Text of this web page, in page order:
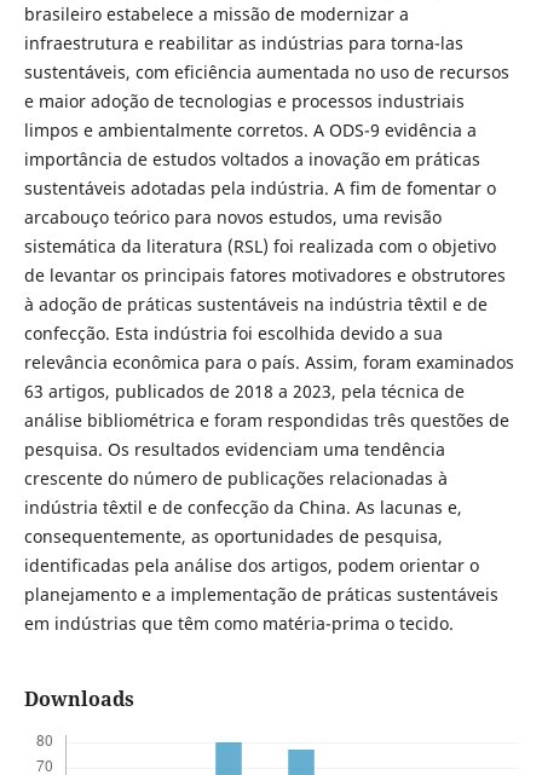
brasileiro estabelece a missão de modernizar a
infraestrutura e reabilitar as indústrias para torna-las
sustentáveis, com eficiência aumentada no uso de recursos
e maior adoção de tecnologias e processos industriais
limpos e ambientalmente corretos. A ODS-9 evidência a
importância de estudos voltados a inovação em práticas
sustentáveis adotadas pela indústria. A fim de fomentar o
arcabouço teórico para novos estudos, uma revisão
sistemática da literatura (RSL) foi realizada com o objetivo
de levantar os principais fatores motivadores e obstrutores
à adoção de práticas sustentáveis na indústria têxtil e de
confecção. Esta indústria foi escolhida devido a sua
relevância econômica para o país. Assim, foram examinados
63 artigos, publicados de 2018 a 2023, pela técnica de
análise bibliométrica e foram respondidas três questões de
pesquisa. Os resultados evidenciam uma tendência
crescente do número de publicações relacionadas à
indústria têxtil e de confecção da China. As lacunas e,
consequentemente, as oportunidades de pesquisa,
identificadas pela análise dos artigos, podem orientar o
planejamento e a implementação de práticas sustentáveis
em indústrias que têm como matéria-prima o tecido.
Downloads